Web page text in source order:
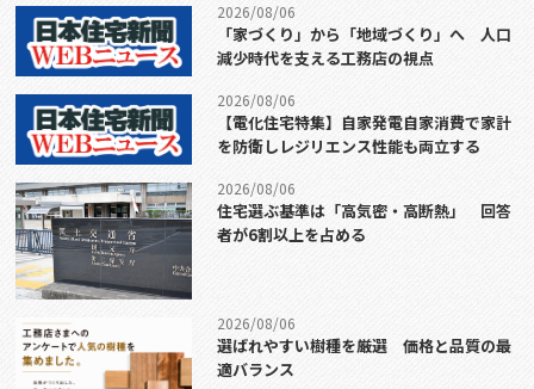
2026/08/06
「家づくり」から「地域づくり」へ 人口
減少時代を支える工務店の視点
2026/08/06
【電化住宅特集】自家発電自家消費で家計
を防衛しレジリエンス性能も両立する
2026/08/06
住宅選ぶ基準は「高気密・高断熱」 回答
者が6割以上を占める
2026/08/06
選ばれやすい樹種を厳選 価格と品質の最
適バランス